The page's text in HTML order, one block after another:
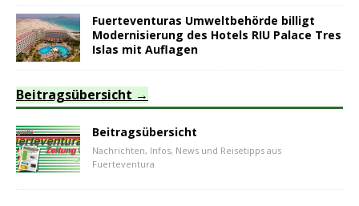
Fuerteventuras Umweltbehörde billigt
Modernisierung des Hotels RIU Palace Tres
Islas mit Auflagen
Beitragsübersicht
Beitragsübersicht
Nachrichten, Infos, News und Reisetipps aus
Fuerteventura